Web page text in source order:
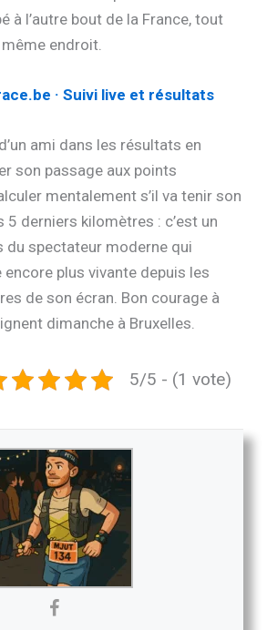
à l’autre bout de la France, tout
endroit.
· Suivi live et résultats
ami dans les résultats en
son passage aux points
mentalement s’il va tenir son
5 derniers kilomètres : c’est un
du spectateur moderne qui
plus vivante depuis les
de son écran. Bon courage à
dimanche à Bruxelles.
5/5 - (1 vote)